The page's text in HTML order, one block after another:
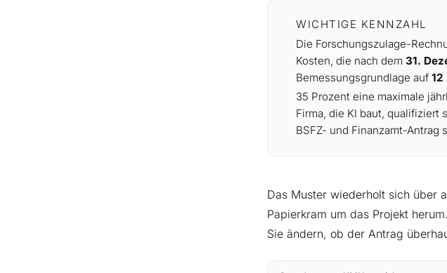
WICHTIGE KENNZAHL
Die Forschungszulage-
Kosten, die nach dem 31.
Bemessungsgrundlage auf 12
35 Prozent eine maximale
Firma, die KI baut,
BSFZ- und Finanzamt-Antrag
Das Muster wiederholt sich über
Papierkram um das Projekt
Sie ändern, ob der Antrag